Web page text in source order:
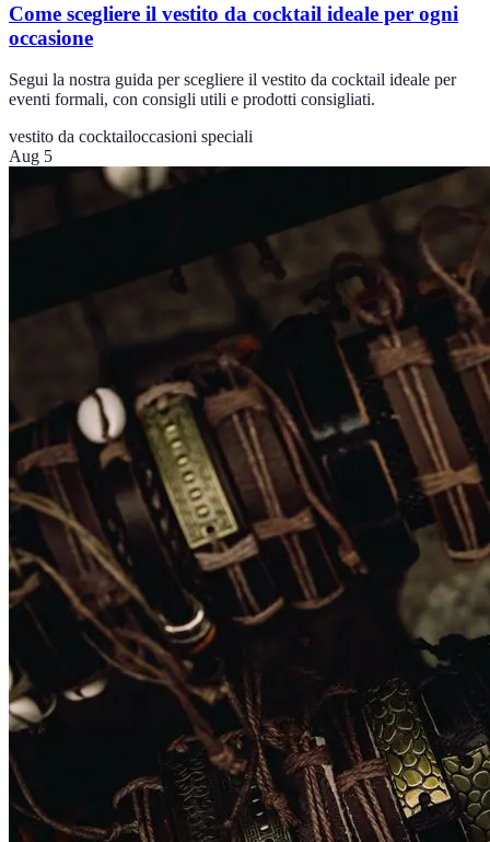
Come scegliere il vestito da cocktail ideale per ogni
occasione
Segui la nostra guida per scegliere il vestito da cocktail ideale per
eventi formali, con consigli utili e prodotti consigliati.
vestito da cocktailoccasioni speciali
Aug 5